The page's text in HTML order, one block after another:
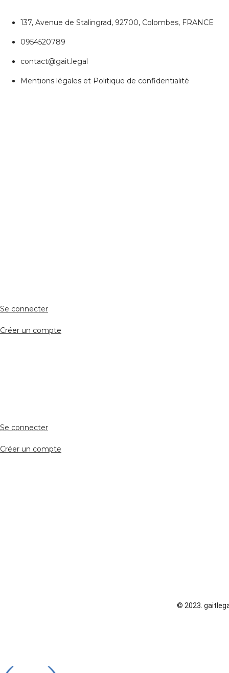
137, Avenue de Stalingrad, 92700, Colombes, FRANCE
0954520789
contact@gait.legal
Mentions légales et Politique de confidentialité
Se connecter
Créer un compte
Se connecter
Créer un compte
© 2023.